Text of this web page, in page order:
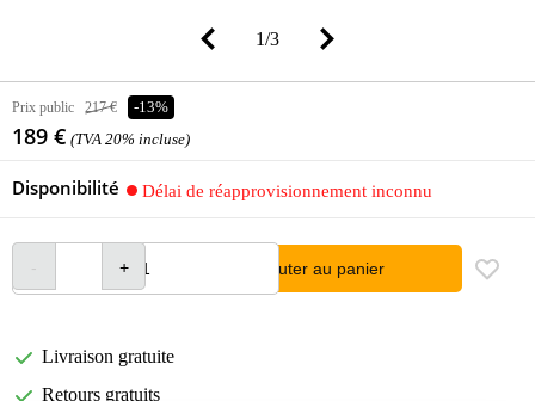
1/3
Prix public 217 € -13%
189 € (TVA 20% incluse)
Disponibilité Délai de réapprovisionnement inconnu
Ajouter au panier
Livraison gratuite
Retours gratuits